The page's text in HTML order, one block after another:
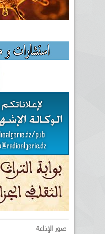
صور الإذاعة